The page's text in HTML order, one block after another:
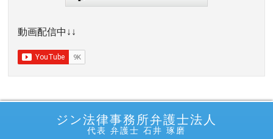
動画配信中↓↓
ジン法律事務所弁護士法人
代表 弁護士 石井 琢磨